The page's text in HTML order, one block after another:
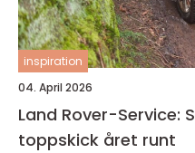
inspiration
04. April 2026
Land Rover-Service:
toppskick året runt